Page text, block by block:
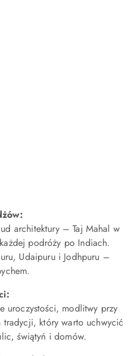
architektury – Taj Mahal w
podróży po Indiach.
Udaipuru i Jodhpuru –
uroczystości, modlitwy przy
który warto uchwycić
świątyń i domów.